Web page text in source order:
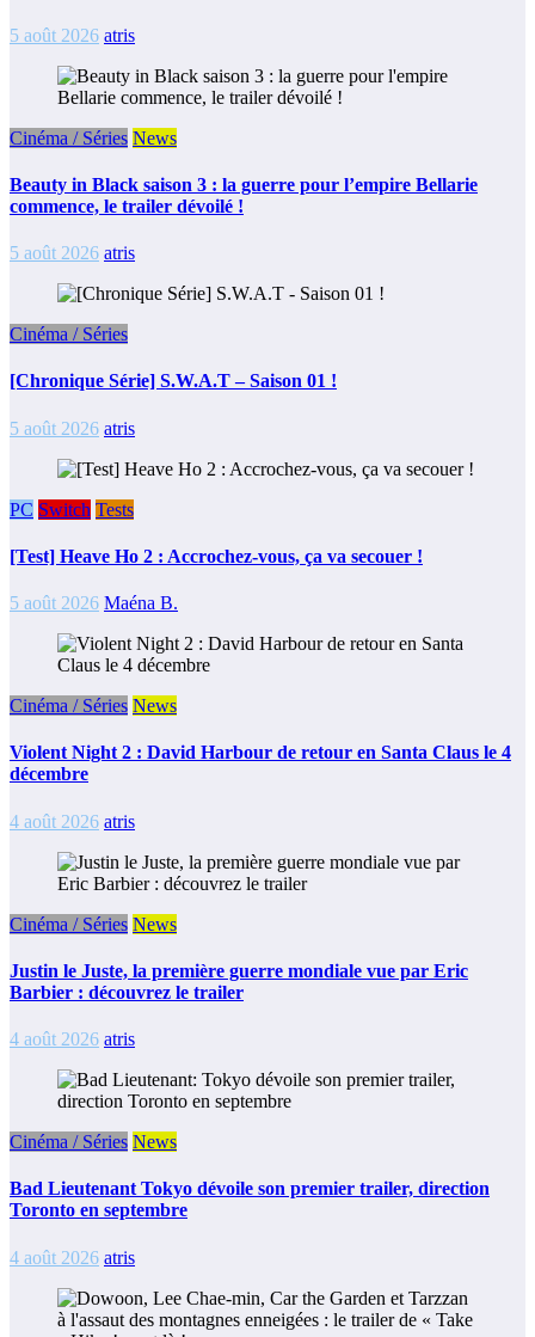
5 août 2026 atris
Cinéma / Séries News
Beauty in Black saison 3 : la guerre pour l’empire Bellarie
commence, le trailer dévoilé !
5 août 2026 atris
Cinéma / Séries
[Chronique Série] S.W.A.T – Saison 01 !
5 août 2026 atris
PC Switch Tests
[Test] Heave Ho 2 : Accrochez-vous, ça va secouer !
5 août 2026 Maéna B.
Cinéma / Séries News
Violent Night 2 : David Harbour de retour en Santa Claus le 4
décembre
4 août 2026 atris
Cinéma / Séries News
Justin le Juste, la première guerre mondiale vue par Eric
Barbier : découvrez le trailer
4 août 2026 atris
Cinéma / Séries News
Bad Lieutenant Tokyo dévoile son premier trailer, direction
Toronto en septembre
4 août 2026 atris